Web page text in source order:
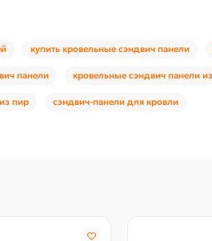
купить кровельные сэндвич панели
панели кровельные сэндвич панели
пир сэндвич-панели для кровли